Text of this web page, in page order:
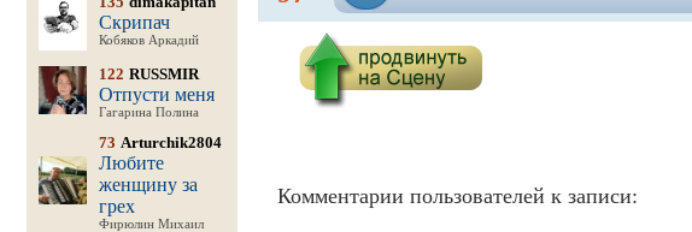
Скрипач
Кобяков Аркадий
122 RUSSMIR
Отпусти меня
Гагарина Полина
73 Arturchik2804
Любите
женщину за
грех
Фирюлин Михаил
Комментарии пользователей к записи: